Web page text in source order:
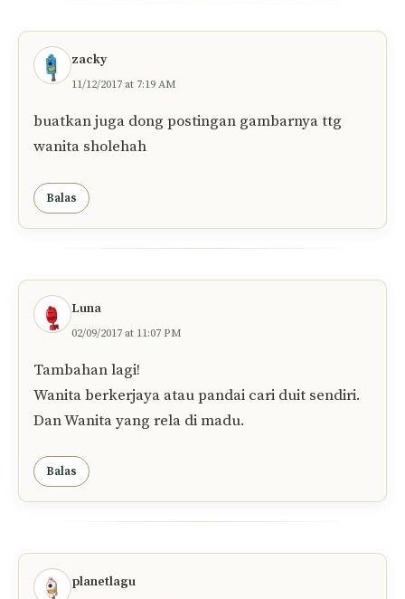
zacky
11/12/2017 at 7:19 AM
buatkan juga dong postingan gambarnya ttg
wanita sholehah
Balas
Luna
02/09/2017 at 11:07 PM
Tambahan lagi!
Wanita berkerjaya atau pandai cari duit sendiri.
Dan Wanita yang rela di madu.
Balas
planetlagu